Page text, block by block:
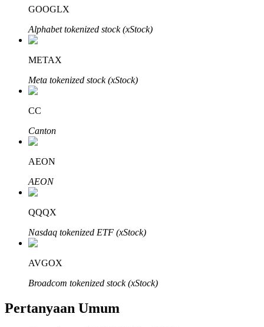
Bitrue
Mitra Bitrue
Afiliasi Bitrue
GOOGLX
Alphabet tokenized stock (xStock)
METAX
Meta tokenized stock (xStock)
CC
Canton
AEON
AEON
QQQX
Nasdaq tokenized ETF (xStock)
AVGOX
Broadcom tokenized stock (xStock)
Pertanyaan Umum